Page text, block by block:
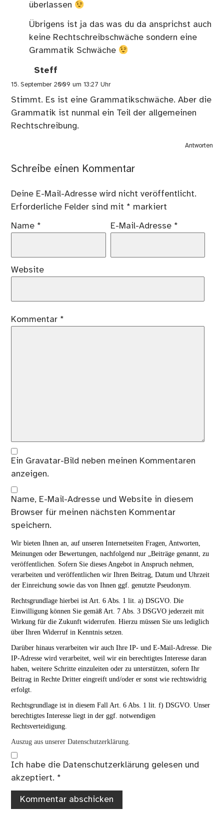
überlassen
Übrigens ist ja das was du da ansprichst auch
keine Rechtschreibschwäche sondern eine
Grammatik Schwäche
Steff
15. September 2009 um 13:27 Uhr
Stimmt. Es ist eine Grammatikschwäche. Aber die
Grammatik ist nunmal ein Teil der allgemeinen
Rechtschreibung.
Antworten
Schreibe einen Kommentar
Deine E-Mail-Adresse wird nicht veröffentlicht.
Erforderliche Felder sind mit * markiert
Name * E-Mail-Adresse *
Website
Kommentar *
Ein Gravatar-Bild neben meinen Kommentaren
anzeigen.
Name, E-Mail-Adresse und Website in diesem
Browser für meinen nächsten Kommentar
speichern.
Wir bieten Ihnen an, auf unseren Internetseiten Fragen, Antworten,
Meinungen oder Bewertungen, nachfolgend nur „Beiträge genannt, zu
veröffentlichen. Sofern Sie dieses Angebot in Anspruch nehmen,
verarbeiten und veröffentlichen wir Ihren Beitrag, Datum und Uhrzeit
der Einreichung sowie das von Ihnen ggf. genutzte Pseudonym.
Rechtsgrundlage hierbei ist Art. 6 Abs. 1 lit. a) DSGVO. Die
Einwilligung können Sie gemäß Art. 7 Abs. 3 DSGVO jederzeit mit
Wirkung für die Zukunft widerrufen. Hierzu müssen Sie uns lediglich
über Ihren Widerruf in Kenntnis setzen.
Darüber hinaus verarbeiten wir auch Ihre IP- und E-Mail-Adresse. Die
IP-Adresse wird verarbeitet, weil wir ein berechtigtes Interesse daran
haben, weitere Schritte einzuleiten oder zu unterstützen, sofern Ihr
Beitrag in Rechte Dritter eingreift und/oder er sonst wie rechtswidrig
erfolgt.
Rechtsgrundlage ist in diesem Fall Art. 6 Abs. 1 lit. f) DSGVO. Unser
berechtigtes Interesse liegt in der ggf. notwendigen
Rechtsverteidigung.
Auszug aus unserer Datenschutzerklärung.
Ich habe die Datenschutzerklärung gelesen und
akzeptiert. *